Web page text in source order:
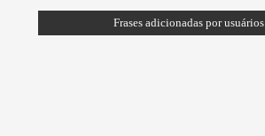
Frases adicionadas por usuários